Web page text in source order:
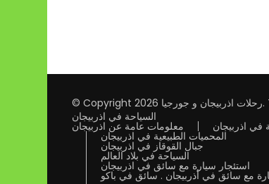
© Copyright 2026 رحلات اذربيجان و جورجيا.
السياحة في اذربيجان
معلومات عامة عن اذربيجان في اذربيجان
المحميات الطبيعية في اذربيجان
جبال القوقاز في اذربيجان
السياحة في بلاد العالم
استئجار سيارة مع سائق في اذربيجان
مع سائق في أذربيجان . سائق في باكو